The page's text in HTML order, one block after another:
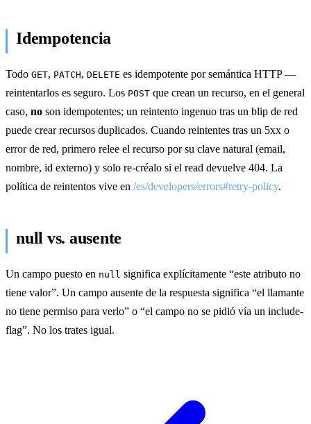
Idempotencia
Todo GET, PATCH, DELETE es idempotente por semántica HTTP —
reintentarlos es seguro. Los POST que crean un recurso, en el general
caso, no son idempotentes; un reintento ingenuo tras un blip de red
puede crear recursos duplicados. Cuando reintentes tras un 5xx o
error de red, primero relee el recurso por su clave natural (email,
nombre, id externo) y solo re-créalo si el read devuelve 404. La
política de reintentos vive en /es/developers/errors#retry-policy.
null vs. ausente
Un campo puesto en null significa explícitamente “este atributo no
tiene valor”. Un campo ausente de la respuesta significa “el llamante
no tiene permiso para verlo” o “el campo no se pidió vía un include-
flag”. No los trates igual.